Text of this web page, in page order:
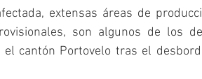
extensas áreas de
son algunos de los
cantón Portovelo tras el